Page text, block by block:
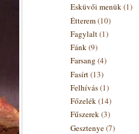
Esküvői menük(1)
Étterem(10)
Fagylalt(1)
Fánk(9)
Farsang (4)
Fasírt(13)
Felhívás(1)
Főzelék(14)
Fűszerek(3)
Gesztenye(7)